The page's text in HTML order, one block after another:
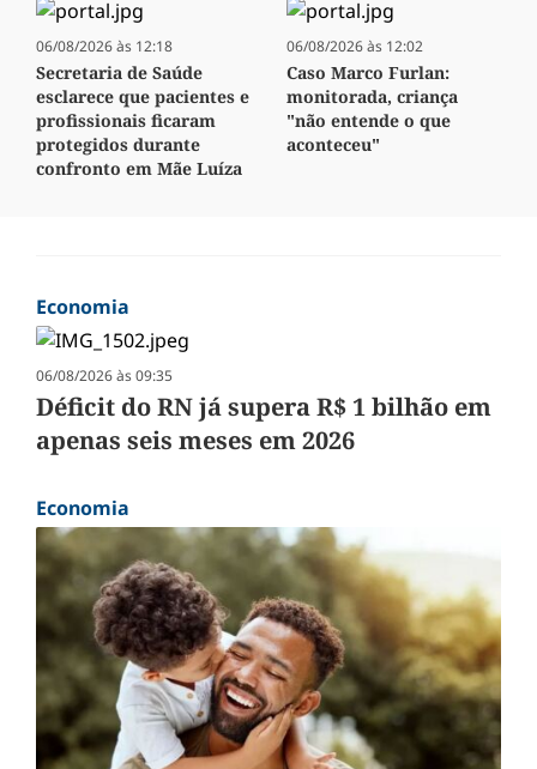
06/08/2026 às 12:18
Secretaria de Saúde
esclarece que pacientes e
profissionais ficaram
protegidos durante
confronto em Mãe Luíza
06/08/2026 às 12:02
Caso Marco Furlan:
monitorada, criança
"não entende o que
aconteceu"
Economia
06/08/2026 às 09:35
Déficit do RN já supera R$ 1 bilhão em
apenas seis meses em 2026
Economia